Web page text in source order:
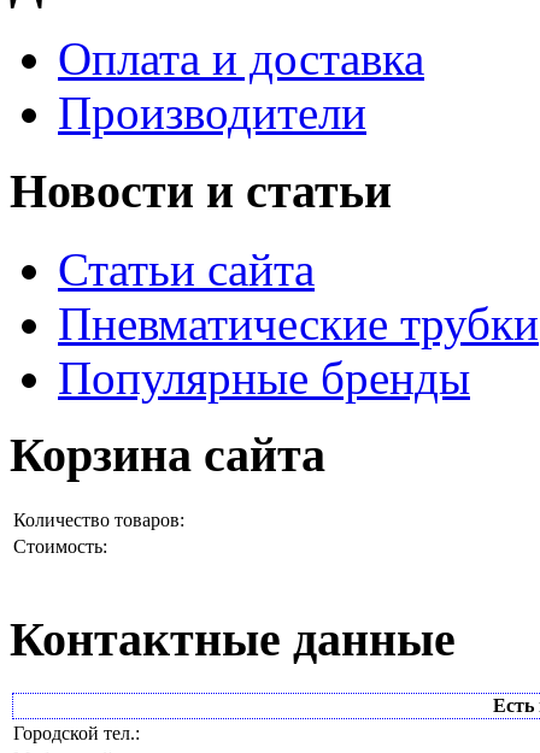
Оплата и доставка
Производители
Новости и статьи
Статьи сайта
Пневматические трубки
Популярные бренды
Корзина сайта
Количество товаров:
Стоимость:
Контактные данные
Есть
Городской тел.: